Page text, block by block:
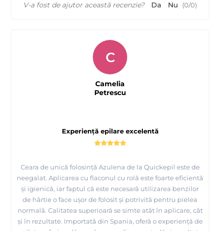
V-a fost de ajutor această recenzie? Da Nu (0/0)
Experiență epilare excelentă
Ceara de unică folosință Azulena de la Quickepil este de
neegalat. Aplicarea cu flaconul cu rolă este foarte eficientă
și igienică, iar faptul că este necesară utilizarea benzilor
de hârtie o face ușor de folosit și potrivită pentru pielea
normală. Calitatea superioară se simte atât în aplicare, cât
și în rezultate. Importată din Spania, oferă o experiență de
C
Camelia
Petrescu